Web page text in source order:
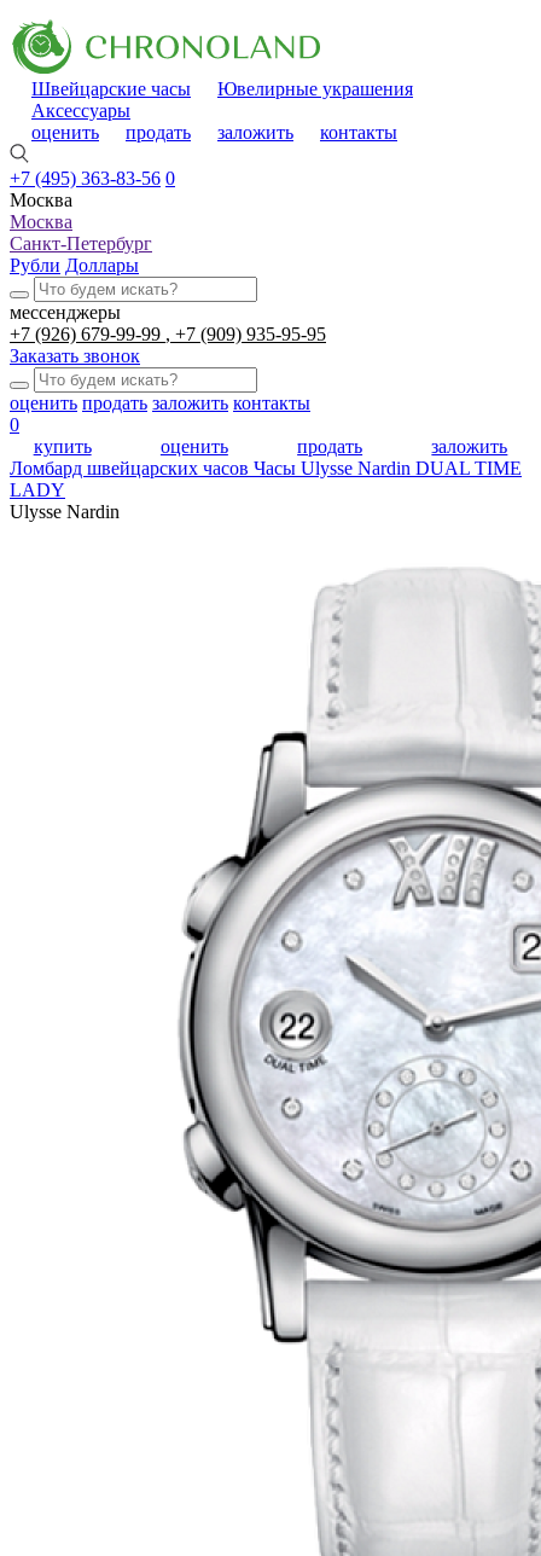
Швейцарские часы
Ювелирные украшения
Аксессуары
оценить
продать заложить контакты
+7 (495) 363-83-56 0
Москва
Москва
Санкт-Петербург
Рубли Доллары
мессенджеры
+7 (926) 679-99-99
+7 (909) 935-95-95
Заказать звонок
оценить продать заложить контакты
0
купить
оценить продать
заложить
Ломбард швейцарских часов Часы Ulysse Nardin DUAL TIME
LADY
Ulysse Nardin